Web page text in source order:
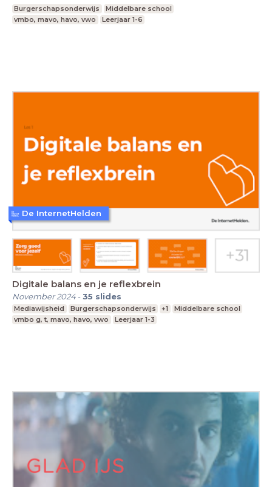
Burgerschapsonderwijs
Middelbare school
vmbo, mavo, havo, vwo
Leerjaar 1-6
Digitale balans en je reflexbrein
November 2024-35 slides
Mediawijsheid Burgerschapsonderwijs +1
Middelbare school
vmbo g, t, mavo, havo, vwo
Leerjaar 1-3
De InternetHelden